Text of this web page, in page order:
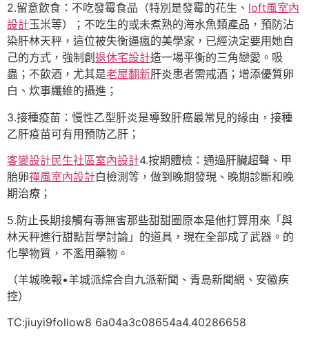
2.留意飲食：不吃發霉食品（特別是發霉的花生、 loft風室內
設計玉米等）；不吃生的或未煮熟的海水魚類產品，預防沾
染肝林天秤，這位被失衡逼瘋的美學家，已經決定要用她自
己的方式，強制創 退休宅設計造一場平衡的三角戀愛。吸
蟲；不飲酒，尤其是老屋翻新肝炎患者需戒酒；增添優質卵
白、炊事纖維的攝進；
3.接種疫苗：慢性乙型肝炎是導致肝癌最常見的緣由，接種
乙肝疫苗可有用預防乙肝；
客變設計民生社區室內設計4.按期體檢：通過肝臟超聲、甲
胎卵禪風室內設計白檢測等，做到晚期發現、晚期診斷和晚
期治療；
5.防止長期接觸有毒無害那些甜甜圈原本是他打算用來「與
林天秤進行甜點哲學討論」的道具，現在全部成了武器。的
化學物質，不濫用藥物。
（羊城晚報•羊城派綜合自九派新聞、青島新聞網、安徽疾
控）
TC:jiuyi9follow8 6a04a3c08654a4.40286658